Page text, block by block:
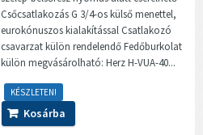
Csőcsatlakozás G 3/4-os külső menettel,
eurokónuszos kialakítással Csatlakozó
csavarzat külön rendelendő Fedőburkolat
külön megvásárolható: Herz H-VUA-40...
KÉSZLETEN!
Kosárba